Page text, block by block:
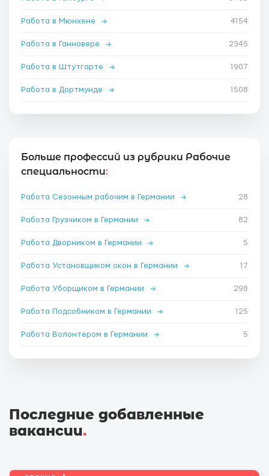
Работа в Мюнхене → 4154
Работа в Ганновере → 2345
Работа в Штутгарте → 1907
Работа в Дортмунде → 1508
Больше профессий из рубрики Рабочие
специальности:
Работа Сезонным рабочим в Германии → 28
Работа Грузчиком в Германии → 82
Работа Дворником в Германии → 5
Работа Установщиком окон в Германии → 17
Работа Уборщиком в Германии → 298
Работа Подсобником в Германии → 125
Работа Волонтером в Германии → 5
Последние добавленные
вакансии.